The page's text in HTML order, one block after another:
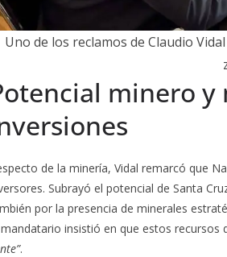
Uno de los reclamos de Claudio
minero y
de la minería, Vidal remarcó que
Subrayó el potencial de Santa
por la presencia de minerales
mandatario insistió en que estos recursos
.